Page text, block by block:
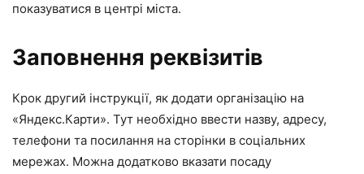
показуватися в центрі міста.
Заповнення реквізитів
Крок другий інструкції, як додати організацію на
«Яндекс.Карти». Тут необхідно ввести назву, адресу,
телефони та посилання на сторінки в соціальних
мережах. Можна додатково вказати посаду